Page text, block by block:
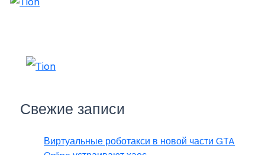
Свежие записи
Виртуальные роботакси в новой части GTA